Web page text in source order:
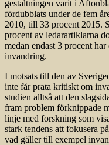
gestaltningen varit i
fördubblats under de fem
2010, till 33 procent 2015.
procent av ledarartiklarna
medan endast 3 procent
invandring.
I motsats till den av
inte får prata kritiskt om
studien alltså att den
fram problem förknippade
linje med forskning som
stark tendens att fokusera
vad gäller till exempel